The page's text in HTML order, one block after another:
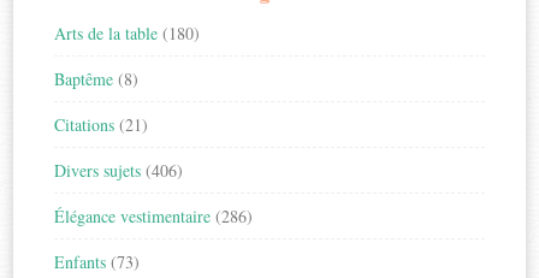
Arts de la table (180)
Baptême (8)
Citations (21)
Divers sujets (406)
Élégance vestimentaire (286)
Enfants (73)